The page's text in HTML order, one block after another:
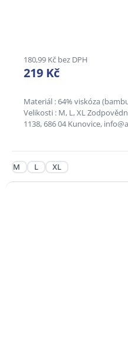
180,99 Kč bez DPH
219 Kč
Materiál : 64% viskóza
Velikosti : M, L, XL
1138, 686 04 Kunovice,
M L XL